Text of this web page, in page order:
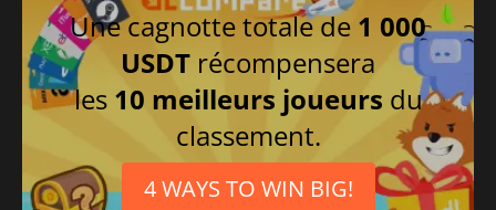
Coréen
Allemand
Italien
Portugais
Russe
Une cagnotte totale de 1 000
USDT récompensera
les 10 meilleurs joueurs du
classement.
4 WAYS TO WIN BIG!